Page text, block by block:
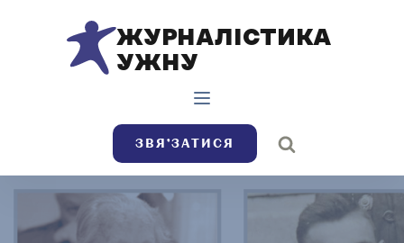
ЖУРНАЛІСТИКА
УЖНУ
ЗВЯ’ЗАТИСЯ